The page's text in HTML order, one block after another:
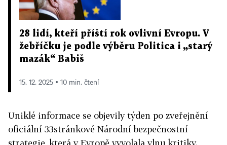
28 lidí, kteří příští rok ovlivní Evropu. V
žebříčku je podle výběru Politica i „starý
mazák“ Babiš
15. 12. 2025 ▪ 10 min. čtení
Uniklé informace se objevily týden po zveřejnění
oficiální 33stránkové Národní bezpečnostní
strategie, která v Evropě vyvolala vlnu kritiky.